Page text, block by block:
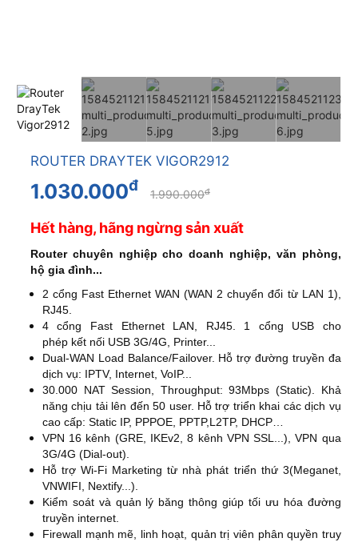
ROUTER DRAYTEK VIGOR2912
1.030.000đ 1.990.000đ
Hết hàng, hãng ngừng sản xuất
Router chuyên nghiệp cho doanh nghiệp, văn phòng,
hộ gia đình...
2 cổng Fast Ethernet WAN (WAN 2 chuyển đổi từ LAN 1),
RJ45.
4 cổng Fast Ethernet LAN, RJ45. 1 cổng USB cho
phép kết nối USB 3G/4G, Printer...
Dual-WAN Load Balance/Failover. Hỗ trợ đường truyền đa
dịch vụ: IPTV, Internet, VoIP...
30.000 NAT Session, Throughput: 93Mbps (Static). Khả
năng chịu tải lên đến 50 user. Hỗ trợ triển khai các dịch vụ
cao cấp: Static IP, PPPOE, PPTP,L2TP, DHCP…
VPN 16 kênh (GRE, IKEv2, 8 kênh VPN SSL...), VPN qua
3G/4G (Dial-out).
Hỗ trợ Wi-Fi Marketing từ nhà phát triển thứ 3(Meganet,
VNWIFI, Nextify...).
Kiểm soát và quản lý băng thông giúp tối ưu hóa đường
truyền internet.
Firewall mạnh mẽ, linh hoạt, quản trị viên phân quyền truy